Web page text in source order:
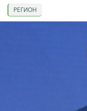
РЕГИОН